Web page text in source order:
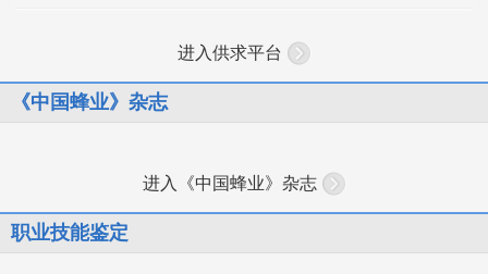
进入供求平台
《中国蜂业》杂志
进入《中国蜂业》杂志
职业技能鉴定